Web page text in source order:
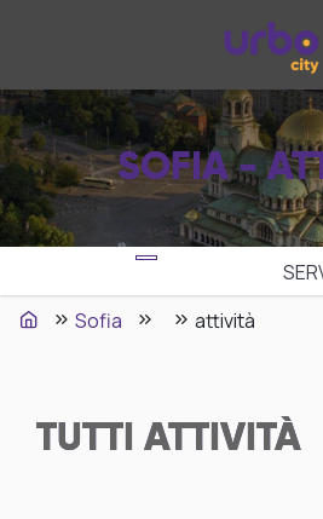
SOFIA -
Sofia
attività
TUTTI ATTIVITÀ